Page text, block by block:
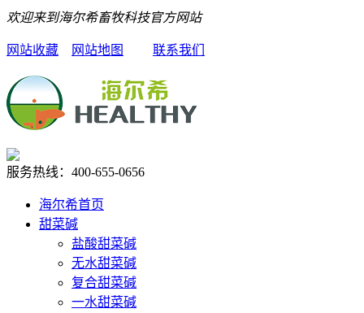
欢迎来到海尔希畜牧科技官方网站
网站收藏 网站地图 联系我们
服务热线： 400-655-0656
海尔希首页
甜菜碱
盐酸甜菜碱
无水甜菜碱
复合甜菜碱
一水甜菜碱